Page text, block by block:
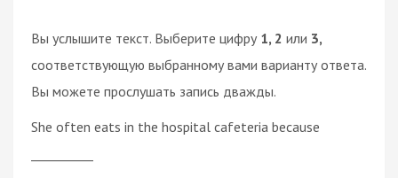
Вы услышите текст. Выберите цифру 1, 2 или 3,
соответствующую выбранному вами варианту ответа.
Вы можете прослушать запись дважды.
She often eats in the hospital cafeteria because